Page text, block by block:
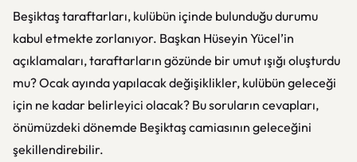
Beşiktaş taraftarları, kulübün içinde bulunduğu durumu
kabul etmekte zorlanıyor. Başkan Hüseyin Yücel’in
açıklamaları, taraftarların gözünde bir umut ışığı oluşturdu
mu? Ocak ayında yapılacak değişiklikler, kulübün geleceği
için ne kadar belirleyici olacak? Bu soruların cevapları,
önümüzdeki dönemde Beşiktaş camiasının geleceğini
şekillendirebilir.